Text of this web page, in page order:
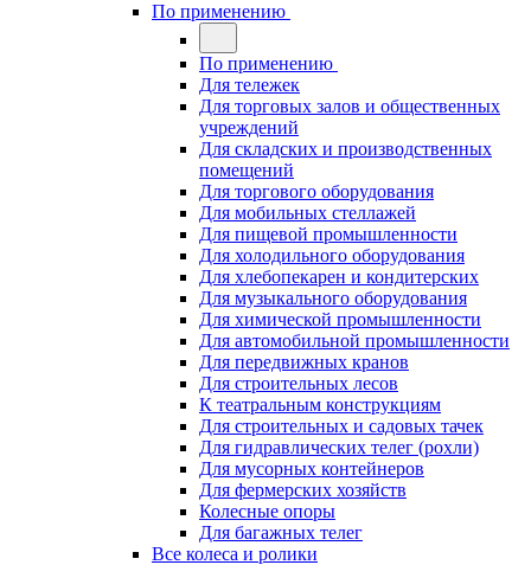
По применению
По применению
Для тележек
Для торговых залов и общественных
учреждений
Для складских и производственных
помещений
Для торгового оборудования
Для мобильных стеллажей
Для пищевой промышленности
Для холодильного оборудования
Для хлебопекарен и кондитерских
Для музыкального оборудования
Для химической промышленности
Для автомобильной промышленности
Для передвижных кранов
Для строительных лесов
К театральным конструкциям
Для строительных и садовых тачек
Для гидравлических телег (рохли)
Для мусорных контейнеров
Для фермерских хозяйств
Колесные опоры
Для багажных телег
Все колеса и ролики